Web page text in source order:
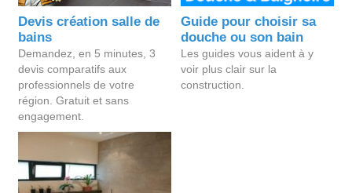
Devis création salle de
bains
Demandez, en 5 minutes, 3
devis comparatifs aux
professionnels de votre
région. Gratuit et sans
engagement.
Guide pour choisir sa
douche ou son bain
Les guides vous aident à y
voir plus clair sur la
construction.